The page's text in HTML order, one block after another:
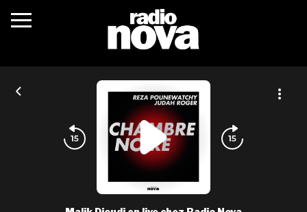
c’était quoi ?
podcasts
nova aime